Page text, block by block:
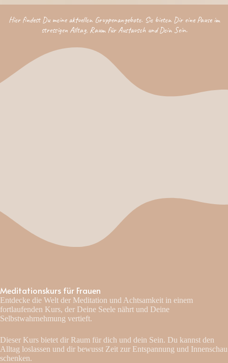
Hier findest Du meine aktuellen Gruppenangebote. Sie bieten Dir eine Pause im
stressigen Alltag, Raum für Austausch und Dein Sein.
Meditationskurs für Frauen
Entdecke die Welt der Meditation und Achtsamkeit in einem
fortlaufenden Kurs, der Deine Seele nährt und Deine
Selbstwahrnehmung vertieft.
Dieser Kurs bietet dir Raum für dich und dein Sein. Du kannst den
Alltag loslassen und dir bewusst Zeit zur Entspannung und Innenschau
schenken.